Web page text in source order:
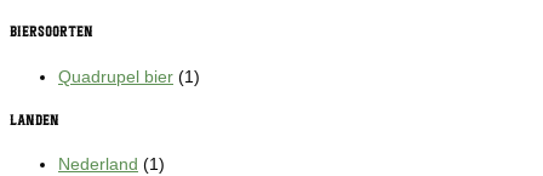
Biersoorten
Quadrupel bier (1)
Landen
Nederland (1)